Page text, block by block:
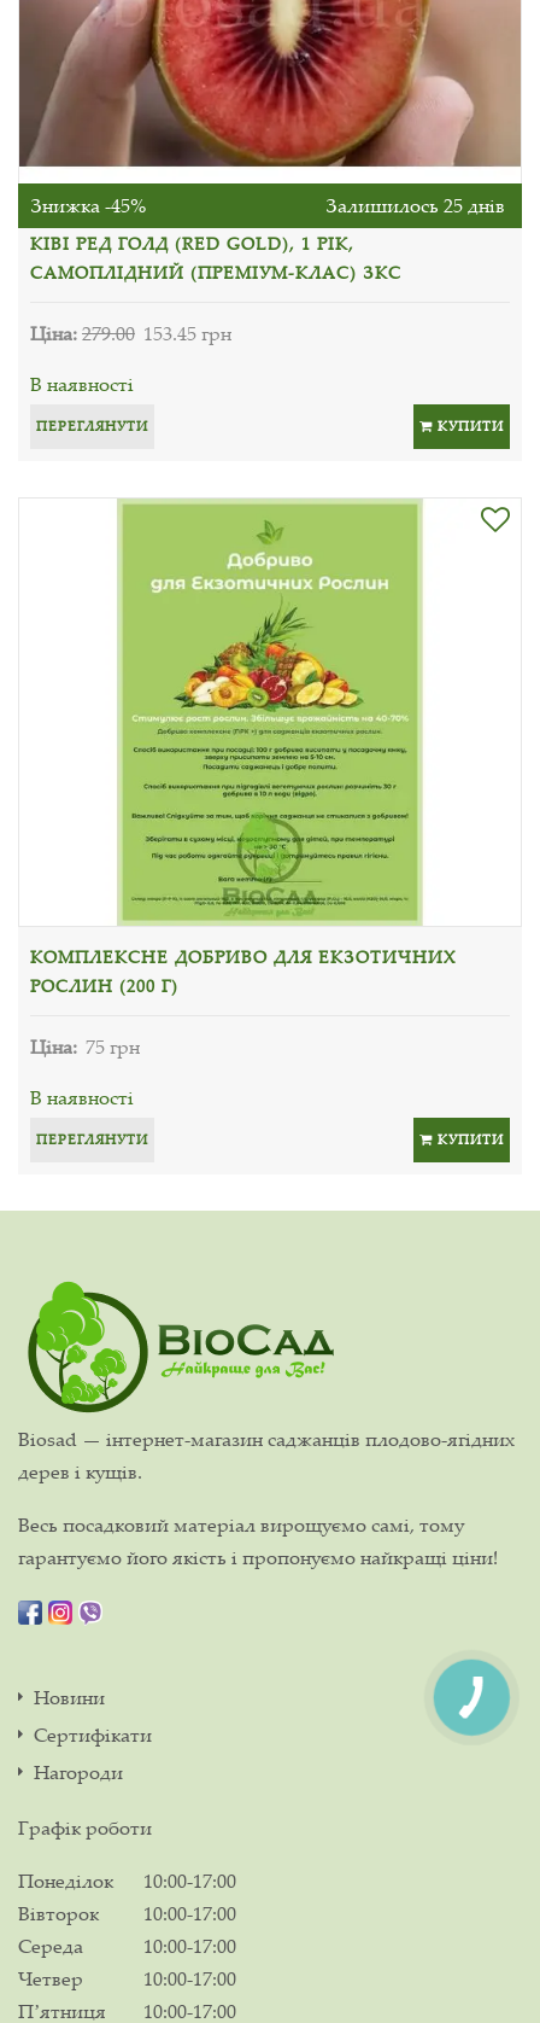
Знижка -45% Залишилось 25 днів
КІВІ РЕД ГОЛД (RED GOLD), 1 РІК,
САМОПЛІДНИЙ (ПРЕМІУМ-КЛАС) ЗКС
Ціна:279.00 153.45 грн
В наявності
ПЕРЕГЛЯНУТИ КУПИТИ
КОМПЛЕКСНЕ ДОБРИВО ДЛЯ ЕКЗОТИЧНИХ
РОСЛИН (200 Г)
Ціна: 75 грн
В наявності
ПЕРЕГЛЯНУТИ КУПИТИ
Biosad — інтернет-магазин саджанців плодово-ягідних
дерев і кущів.
Весь посадковий матеріал вирощуємо самі, тому
гарантуємо його якість і пропонуємо найкращі ціни!
Новини
Сертифікати
Нагороди
Графік роботи
Понеділок
10:00-17:00
Вівторок
10:00-17:00
Середа
10:00-17:00
Четвер
10:00-17:00
Пʼятниця
10:00-17:00